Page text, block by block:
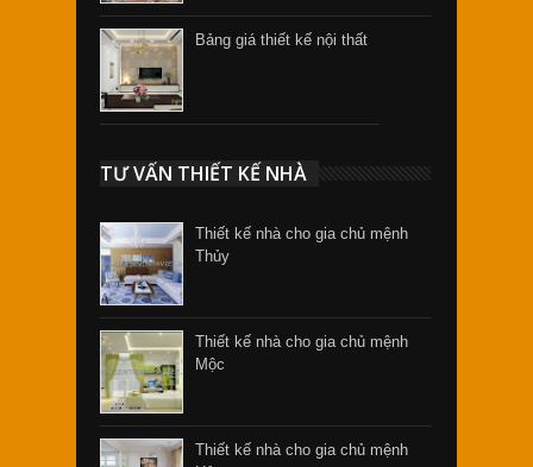
Bảng giá thiết kế nội thất
TƯ VẤN THIẾT KẾ NHÀ
Thiết kế nhà cho gia chủ mệnh
Thủy
Thiết kế nhà cho gia chủ mệnh
Mộc
Thiết kế nhà cho gia chủ mệnh